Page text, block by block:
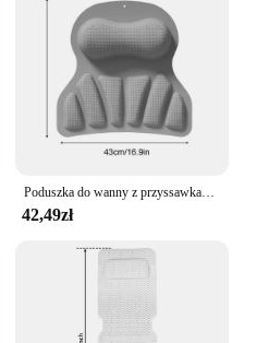
Poduszka do wanny z przyssawkami Poduszka do wanny Podparcie pleców Poduszka pod szyję Poduszka do wanny Relaksujące poduszki do kąpieli Mata do masażu
42,49zł